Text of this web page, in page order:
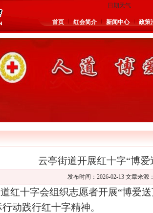
日期天气
首页 红会简介 新闻中心 政策
云亭街道开展红十字“博爱
发布时间：2026-02-13 文章来源
红十字会组织志愿者开展“博爱
动践行红十字精神。